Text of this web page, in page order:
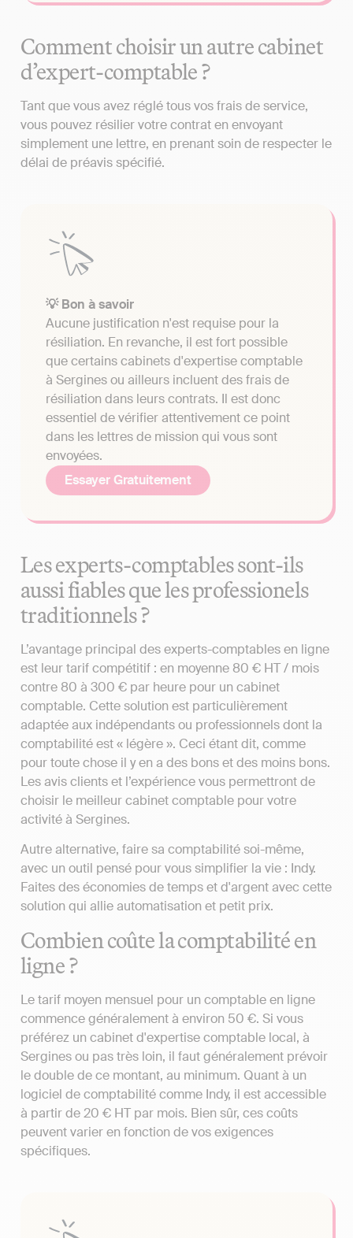
Comment choisir un autre cabinet
d’expert-comptable ?
Tant que vous avez réglé tous vos frais de service,
vous pouvez résilier votre contrat en envoyant
simplement une lettre, en prenant soin de respecter le
délai de préavis spécifié.
💡 Bon à savoir
Aucune justification n'est requise pour la
résiliation. En revanche, il est fort possible
que certains cabinets d'expertise comptable
à Sergines ou ailleurs incluent des frais de
résiliation dans leurs contrats. Il est donc
essentiel de vérifier attentivement ce point
dans les lettres de mission qui vous sont
envoyées.
Essayer Gratuitement
Les experts-comptables sont-ils
aussi fiables que les professionels
traditionnels ?
L’avantage principal des experts-comptables en ligne
est leur tarif compétitif : en moyenne 80 € HT / mois
contre 80 à 300 € par heure pour un cabinet
comptable. Cette solution est particulièrement
adaptée aux indépendants ou professionnels dont la
comptabilité est « légère ». Ceci étant dit, comme
pour toute chose il y en a des bons et des moins bons.
Les avis clients et l’expérience vous permettront de
choisir le meilleur cabinet comptable pour votre
activité à Sergines.
Autre alternative, faire sa comptabilité soi-même,
avec un outil pensé pour vous simplifier la vie : Indy.
Faites des économies de temps et d'argent avec cette
solution qui allie automatisation et petit prix.
Combien coûte la comptabilité en
ligne ?
Le tarif moyen mensuel pour un comptable en ligne
commence généralement à environ 50 €. Si vous
préférez un cabinet d'expertise comptable local, à
Sergines ou pas très loin, il faut généralement prévoir
le double de ce montant, au minimum. Quant à un
logiciel de comptabilité comme Indy, il est accessible
à partir de 20 € HT par mois. Bien sûr, ces coûts
peuvent varier en fonction de vos exigences
spécifiques.